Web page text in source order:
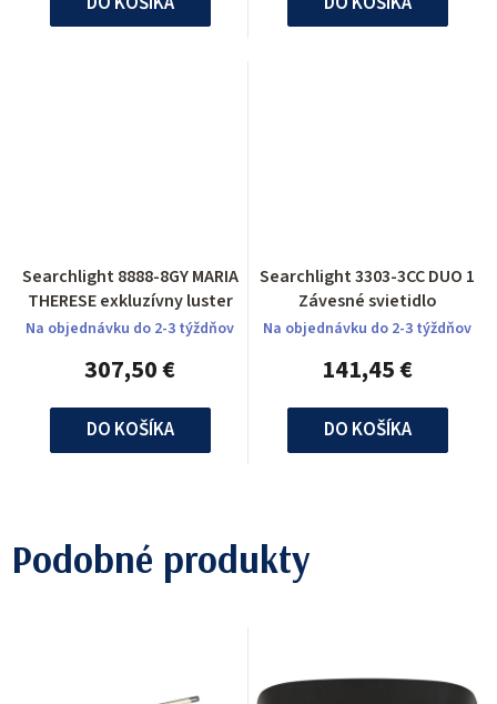
Searchlight 8888-8GY MARIA
THERESE exkluzívny luster
Na objednávku do 2-3 týždňov
307,50 €
DO KOŠÍKA
Searchlight 3303-3CC DUO 1
Závesné svietidlo
Na objednávku do 2-3 týždňov
141,45 €
DO KOŠÍKA
Podobné produkty